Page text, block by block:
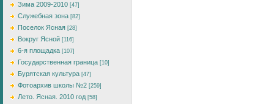
Зима 2009-2010 [47]
Служебная зона [82]
Поселок Ясная [28]
Вокруг Ясной [116]
6-я площадка [107]
Государственная граница [10]
Бурятская культура [47]
Фотоархив школы №2 [259]
Лето. Ясная. 2010 год [58]